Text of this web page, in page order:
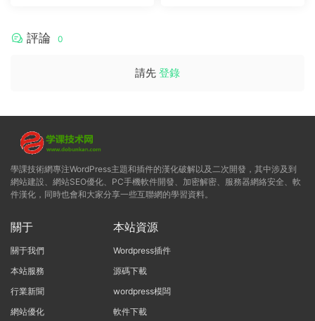
評論 0
請先 登錄
學課技術網專注WordPress主題和插件的漢化破解以及二次開發，其中涉及到
網站建設、網站SEO優化、PC手機軟件開發、加密解密、服務器網絡安全、軟
件漢化，同時也會和大家分享一些互聯網的學習資料。
關于
關于我們
本站服務
行業新聞
網站優化
本站資源
Wordpress插件
源碼下載
wordpress模闆
軟件下載